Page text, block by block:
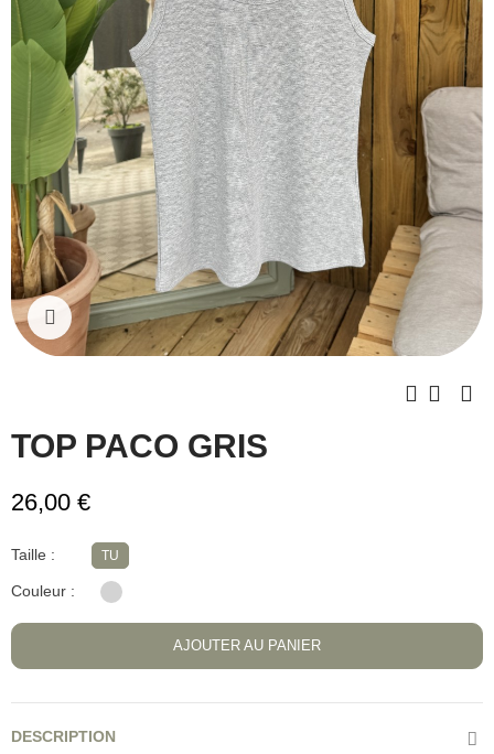
Cliquez pour agrandir
TOP PACO GRIS
26,00 €
Taille TU
Couleur
AJOUTER AU PANIER
DESCRIPTION